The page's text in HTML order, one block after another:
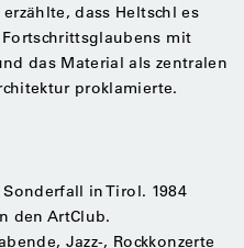
dass Heltschl es
mit
das Material als zentralen
proklamierte.
in Tirol. 1984
den ArtClub.
Jazz-, Rockkonzerte